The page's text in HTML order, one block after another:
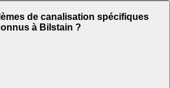
de canalisation spécifiques
à Bilstain ?